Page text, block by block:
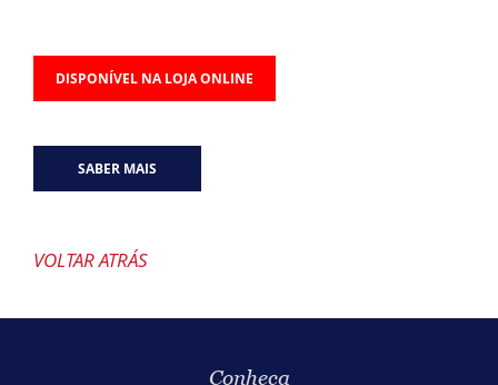
DISPONÍVEL NA LOJA ONLINE
SABER MAIS
VOLTAR ATRÁS
Conheça